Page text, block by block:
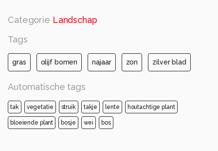
Categorie Landschap
Tags
gras olijf bomen najaar zon zilver blad
Automatische tags
tak vegetatie struik takje lente houtachtige plant
bloeiende plant bosje wei bos